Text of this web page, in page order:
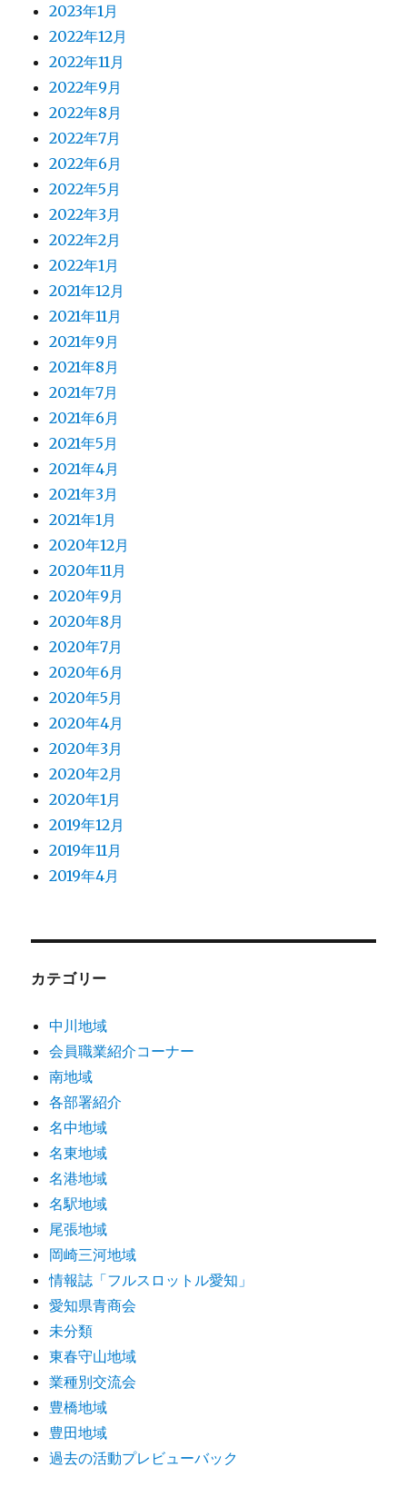
2023年1月
2022年12月
2022年11月
2022年9月
2022年8月
2022年7月
2022年6月
2022年5月
2022年3月
2022年2月
2022年1月
2021年12月
2021年11月
2021年9月
2021年8月
2021年7月
2021年6月
2021年5月
2021年4月
2021年3月
2021年1月
2020年12月
2020年11月
2020年9月
2020年8月
2020年7月
2020年6月
2020年5月
2020年4月
2020年3月
2020年2月
2020年1月
2019年12月
2019年11月
2019年4月
カテゴリー
中川地域
会員職業紹介コーナー
南地域
各部署紹介
名中地域
名東地域
名港地域
名駅地域
尾張地域
岡崎三河地域
情報誌「フルスロットル愛知」
愛知県青商会
未分類
東春守山地域
業種別交流会
豊橋地域
豊田地域
過去の活動プレビューバック